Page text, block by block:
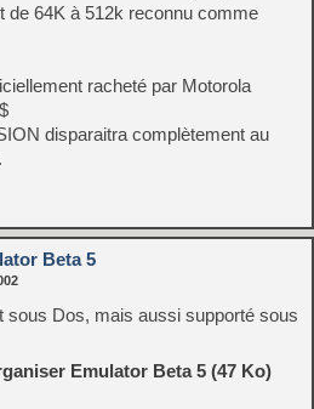
de 64K à 512k reconnu comme
racheté par Motorola
disparaitra complètement au
Beta 5
sous Dos, mais aussi supporté sous
Emulator Beta 5 (47 Ko)